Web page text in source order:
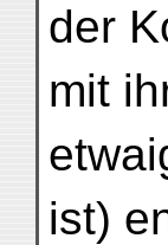
der
mit
ist)